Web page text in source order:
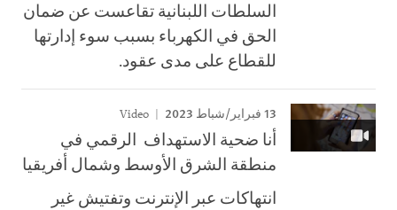
السلطات اللبنانية تقاعست عن ضمان
الحق في الكهرباء بسبب سوء إدارتها
للقطاع على مدى عقود.
13 فبراير/شباط 2023
أنا ضحية الاستهداف الرقمي في
منطقة الشرق الأوسط وشمال أفريقيا
انتهاكات عبر الإنترنت وتفتيش غير